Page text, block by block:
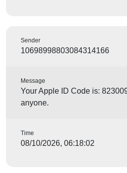
Sender
10698998803084314166
Message
Your Apple ID Code is:
anyone.
Time
08/10/2026, 06:18:02